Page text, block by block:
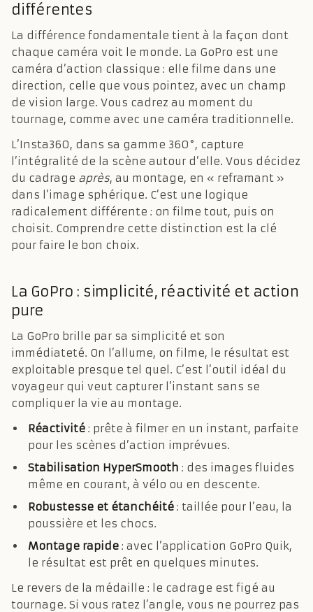
différentes
La différence fondamentale tient à la façon dont
chaque caméra voit le monde. La GoPro est une
caméra d’action classique : elle filme dans une
direction, celle que vous pointez, avec un champ
de vision large. Vous cadrez au moment du
tournage, comme avec une caméra traditionnelle.
L’Insta360, dans sa gamme 360°, capture
l’intégralité de la scène autour d’elle. Vous décidez
du cadrage après, au montage, en « reframant »
dans l’image sphérique. C’est une logique
radicalement différente : on filme tout, puis on
choisit. Comprendre cette distinction est la clé
pour faire le bon choix.
La GoPro : simplicité, réactivité et action
pure
La GoPro brille par sa simplicité et son
immédiateté. On l’allume, on filme, le résultat est
exploitable presque tel quel. C’est l’outil idéal du
voyageur qui veut capturer l’instant sans se
compliquer la vie au montage.
Réactivité : prête à filmer en un instant, parfaite
pour les scènes d’action imprévues.
Stabilisation HyperSmooth : des images fluides
même en courant, à vélo ou en descente.
Robustesse et étanchéité : taillée pour l’eau, la
poussière et les chocs.
Montage rapide : avec l’application GoPro Quik,
le résultat est prêt en quelques minutes.
Le revers de la médaille : le cadrage est figé au
tournage. Si vous ratez l’angle, vous ne pourrez pas